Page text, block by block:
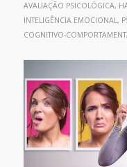
AVALIAÇÃO PSICOLÓGICA,
INTELIGÊNCIA EMOCIONAL,
COGNITIVO-